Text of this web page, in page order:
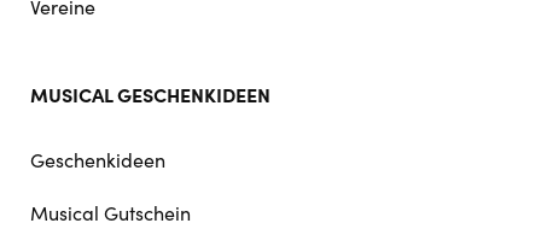
Vereine
MUSICAL GESCHENKIDEEN
Geschenkideen
Musical Gutschein